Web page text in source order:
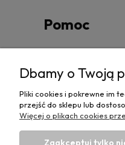
Pomoc
Regulamin
Dbamy o Twoją
Pliki cookies i pokrewne im
przejść do sklepu lub
Więcej o plikach cookies
Zaakceptuj tylko